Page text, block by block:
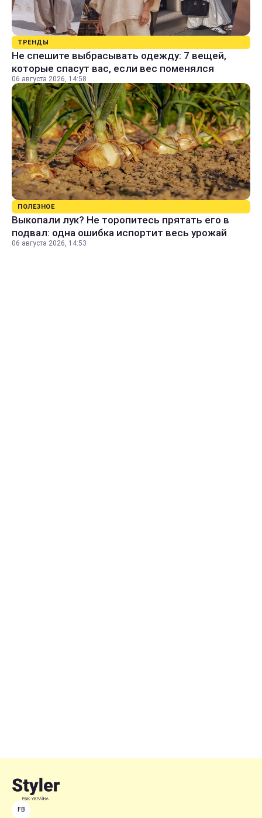
ТРЕНДЫ
Не спешите выбрасывать одежду: 7 вещей,
которые спасут вас, если вес поменялся
06 августа 2026, 14:58
ПОЛЕЗНОЕ
Выкопали лук? Не торопитесь прятать его в
подвал: одна ошибка испортит весь урожай
06 августа 2026, 14:53
FB